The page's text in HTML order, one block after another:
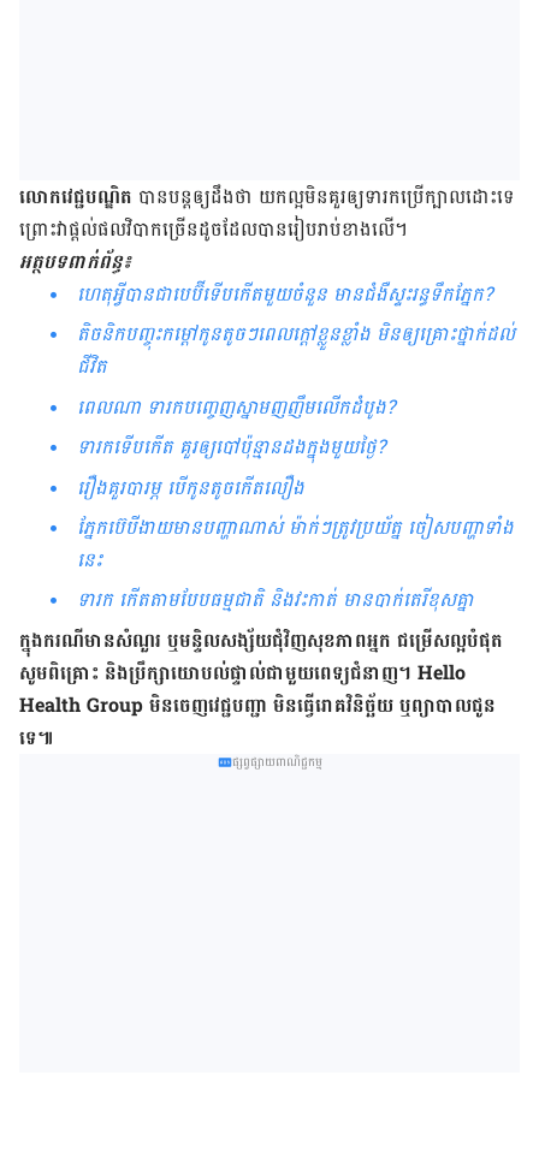
លោក​វេជ្ជបណ្ឌិត បាន​បន្ត​ឲ្យ​ដឹង​ថា យកល្អ​មិន​គួរ​ឲ្យ​ទារក​ប្រើ​ក្បាល​ដោះ​ទេ
ព្រោះ​វា​ផ្តល់​ផល​វិបាក​ច្រើន​ដូច​ដែល​បាន​រៀប​រាប់​ខាង​លើ។
អត្ថបទពាក់ព័ន្ធ៖
ហេតុអ្វី​បាន​ជា​បេប៊ី​ទើប​កើត​មួយ​ចំនួន មាន​ជំងឺ​ស្ទះ​រន្ធ​ទឹកភ្នែក?
តិចនិកបញ្ចុះ​កម្តៅ​កូន​តូចៗ​ពេលក្តៅ​ខ្លួន​ខ្លាំង មិន​​​ឲ្យ​​​​​គ្រោះ​ថ្នាក់​ដល់​
ជីវិត
ពេលណា ទារកបញ្ចេញស្នាមញញឹមលើកដំបូង?
ទារកទើបកើត គួរឲ្យបៅប៉ុន្មានដងក្នុងមួយថ្ងៃ?
រឿង​គួរ​បារម្ភ បើ​កូនតូច​កើត​លឿង
ភ្នែក​​​​ប៊េបី​​ងាយ​​មាន​បញ្ហា​​ណាស់ ម៉ាក់​ៗ​​​​ត្រូវ​​ប្រយ័ត្ន ​ចៀស​បញ្ហា​​ទាំង
នេះ
ទារក កើតតាមបែបធម្មជាតិ និងវះកាត់ មានបាក់តេរីខុសគ្នា
ក្នុង​ករណី​មាន​សំណួរ ឬ​មន្ទិលសង្ស័យ​ជុំវិញ​សុខភាព​អ្នក ជម្រើស​ល្អ​បំផុត
សូម​ពិគ្រោះ និង​ប្រឹក្សា​យោបល់​ផ្ទាល់​ជាមួយ​ពេទ្យ​ជំនាញ។ Hello
Health Group មិន​ចេញ​វេជ្ជបញ្ជា មិន​ធ្វើ​រោគវិនិច្ឆ័យ ឬ​ព្យាបាល​ជូន​
ទេ៕
ផ្សព្វផ្សាយពាណិជ្ជកម្ម